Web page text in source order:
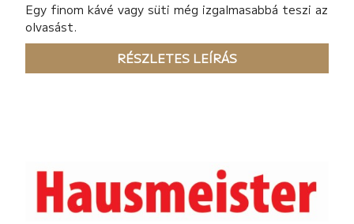
Egy finom kávé vagy süti még izgalmasabbá teszi az
olvasást.
RÉSZLETES LEÍRÁS